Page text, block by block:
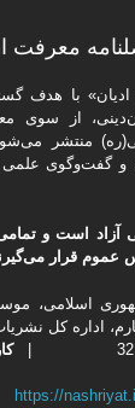
معرفت
با هدف
از سوی
منتشر
و گفت‌وگوی
است و تمامی
عموم قرار
اسلامی،
اداره كل
https://